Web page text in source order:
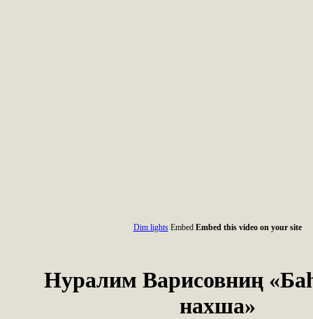
Dim lightsEmbed Embed this video on your site
Нуралим Варисовниң
нахша»